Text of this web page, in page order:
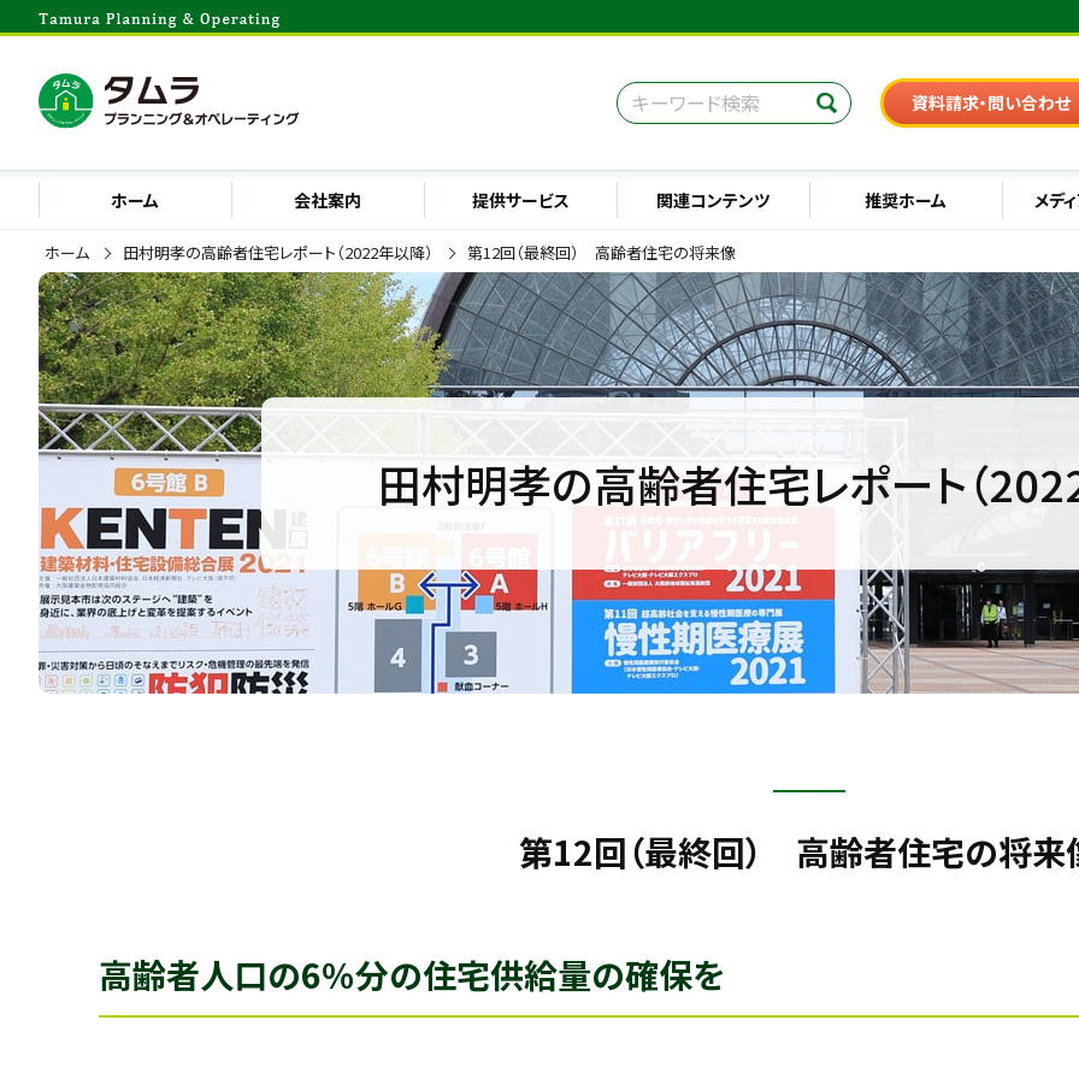
資料請求・問い合わせ
ホーム 会社案内 提供サービス 関連コンテンツ 推奨ホーム メデ
ホーム 田村明孝の高齢者住宅レポート（2022年以降） 第12回（最終回） 高齢者住宅の将来像
田村明孝の高齢者住宅レポート（
第12回（最終回） 高齢者住宅の将来
高齢者人口の6％分の住宅供給量の確保を